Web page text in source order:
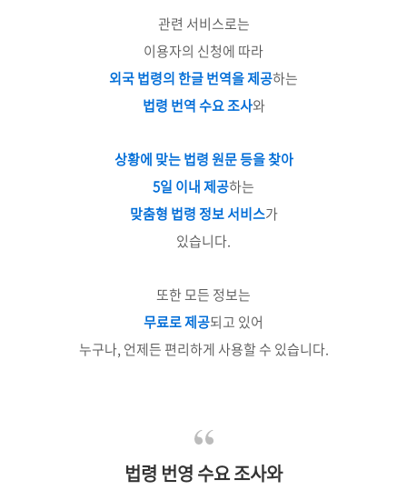
관련 서비스로는
이용자의 신청에 따라
외국 법령의 한글 번역을 제공하는
법령 번역 수요 조사와
상황에 맞는 법령 원문 등을 찾아
5일 이내 제공하는
맞춤형 법령 정보 서비스가
있습니다.
또한 모든 정보는
무료로 제공되고 있어
누구나, 언제든 편리하게 사용할 수 있습니다.
법령 번영 수요 조사와